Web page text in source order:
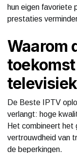
hun eigen favoriete
prestaties
Waarom
De Beste IPTV
verlangt: hoge
Het combineert het
vertrouwdheid van
de beperkingen.